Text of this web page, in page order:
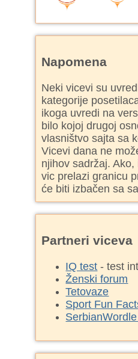
Napomena
Neki vicevi su
kategorije
ikoga uvredi na
bilo kojoj drugoj
vlasništvo sajta sa
Vicevi dana ne
njihov sadržaj.
vic prelazi granicu
će biti izbačen sa
Partneri viceva
IQ test - test
Ženski forum
Tetovaze
Sport Fun